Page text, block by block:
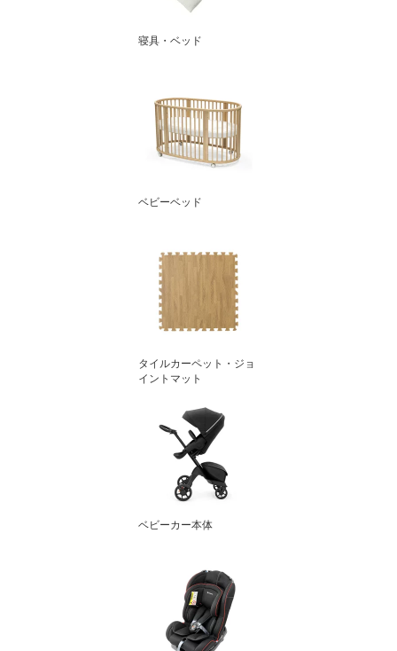
寝具・ベッド
ベビーベッド
タイルカーペット・ジョ
イントマット
ベビーカー本体